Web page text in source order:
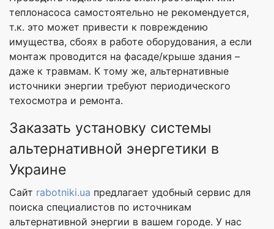
теплонасоса самостоятельно не рекомендуется,
т.к. это может привести к повреждению
имущества, сбоях в работе оборудования, а если
монтаж проводится на фасаде/крыше здания –
даже к травмам. К тому же, альтернативные
источники энергии требуют периодического
техосмотра и ремонта.
Заказать установку системы
альтернативной энергетики в
Украине
Сайт rabotniki.ua предлагает удобный сервис для
поиска специалистов по источникам
альтернативной энергии в вашем городе. У нас